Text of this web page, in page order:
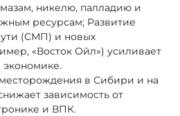
никелю, палладию и
ресурсам; Развитие
(СМП) и новых
«Восток Ойл») усиливает
экономике.
в Сибири и на
зависимость от
и ВПК.